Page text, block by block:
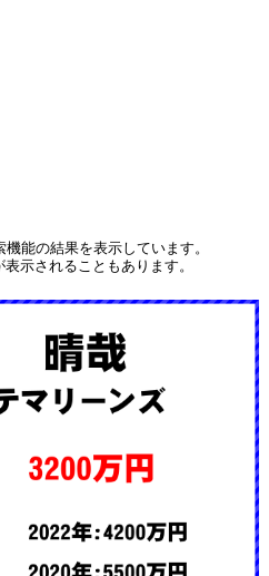
能の結果を表示しています。
示されることもあります。